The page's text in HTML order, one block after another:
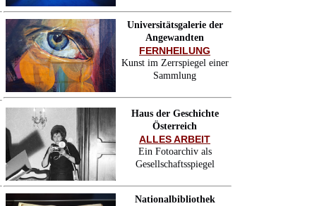
Universitätsgalerie der
Angewandten
FERNHEILUNG
Kunst im Zerrspiegel einer
Sammlung
Haus der Geschichte
Österreich
ALLES ARBEIT
Ein Fotoarchiv als
Gesellschaftsspiegel
Nationalbibliothek